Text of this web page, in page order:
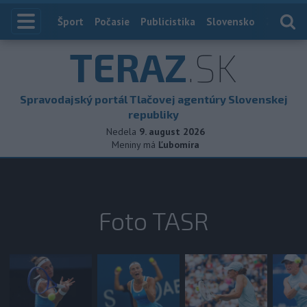
Index
Šport Počasie Publicistika Slovensko
TERAZ.SK
Spravodajský portál Tlačovej agentúry Slovenskej
republiky
Nedela 9. august 2026
Meniny má Ľubomíra
Foto TASR